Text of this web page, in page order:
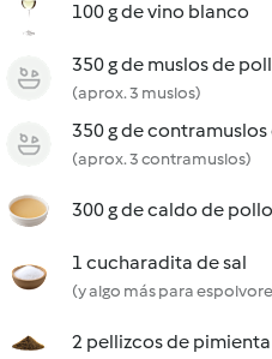
100 g de vino blanco
350 g de muslos de
(aprox. 3 muslos)
350 g de
(aprox. 3 contramuslos)
300 g de caldo de pollo
1 cucharadita de sal
(y algo más para
2 pellizcos de